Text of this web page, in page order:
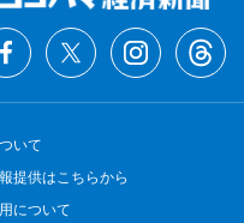
いて
提供はこちらから
について